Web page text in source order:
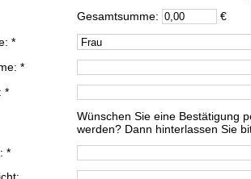
Gesamtsumme:
€
*
*
*
Wünschen Sie eine Bestätigung
werden? Dann hinterlassen Sie
*